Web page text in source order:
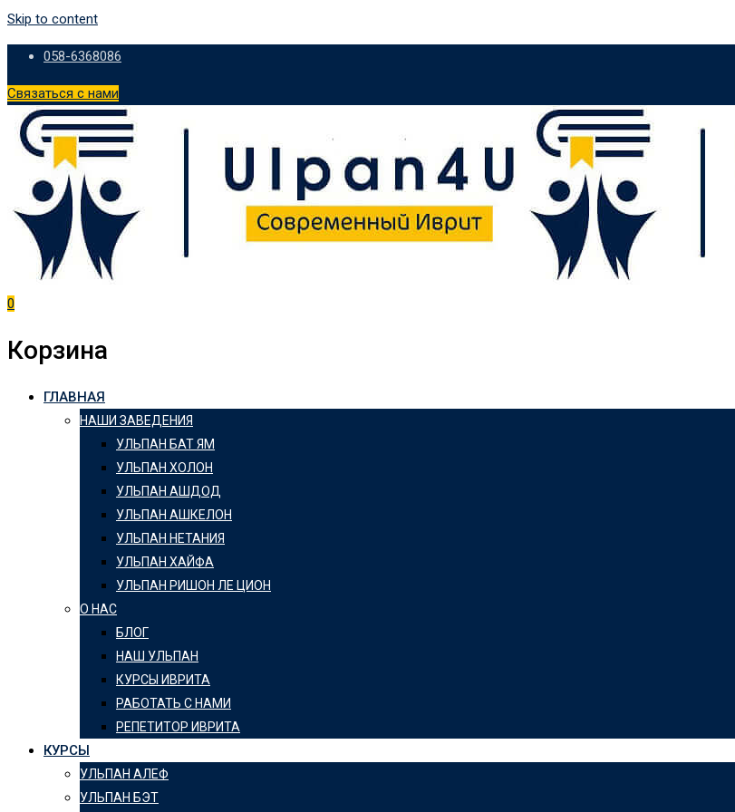
Skip to content
058-6368086
Связаться с нами
0
Корзина
ГЛАВНАЯ
НАШИ ЗАВЕДЕНИЯ
УЛЬПАН БАТ ЯМ
УЛЬПАН ХОЛОН
УЛЬПАН АШДОД
УЛЬПАН АШКЕЛОН
УЛЬПАН НЕТАНИЯ
УЛЬПАН ХАЙФА
УЛЬПАН РИШОН ЛЕ ЦИОН
О НАС
БЛОГ
НАШ УЛЬПАН
КУРСЫ ИВРИТА
РАБОТАТЬ С НАМИ
РЕПЕТИТОР ИВРИТА
КУРСЫ
УЛЬПАН АЛЕФ
УЛЬПАН БЭТ